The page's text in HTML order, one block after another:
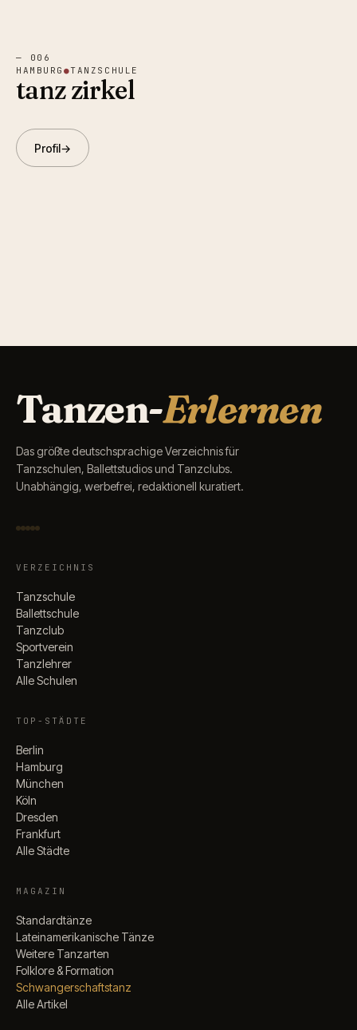
—
006
HAMBURG ●TANZSCHULE
tanz zirkel
Profil→
Tanzen-Erlernen
Das größte deutschsprachige Verzeichnis für
Tanzschulen, Ballettstudios und Tanzclubs.
Unabhängig, werbefrei, redaktionell kuratiert.
VERZEICHNIS
Tanzschule
Ballettschule
Tanzclub
Sportverein
Tanzlehrer
Alle Schulen
TOP-STÄDTE
Berlin
Hamburg
München
Köln
Dresden
Frankfurt
Alle Städte
MAGAZIN
Standardtänze
Lateinamerikanische Tänze
Weitere Tanzarten
Folklore & Formation
Schwangerschaftstanz
Alle Artikel